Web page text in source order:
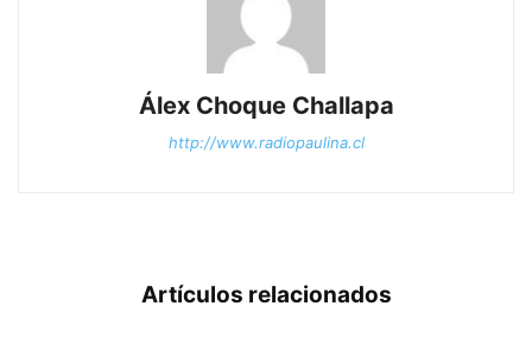
Álex Choque Challapa
http://www.radiopaulina.cl
Artículos relacionados